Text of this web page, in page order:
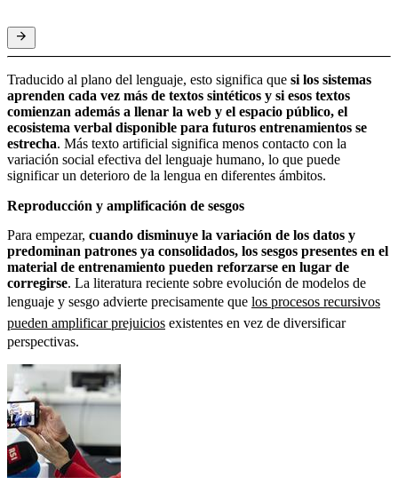
Traducido al plano del lenguaje, esto significa que si los sistemas
aprenden cada vez más de textos sintéticos y si esos textos
comienzan además a llenar la web y el espacio público, el
ecosistema verbal disponible para futuros entrenamientos se
estrecha. Más texto artificial significa menos contacto con la
variación social efectiva del lenguaje humano, lo que puede
significar un deterioro de la lengua en diferentes ámbitos.
Reproducción y amplificación de sesgos
Para empezar, cuando disminuye la variación de los datos y
predominan patrones ya consolidados, los sesgos presentes en el
material de entrenamiento pueden reforzarse en lugar de
corregirse. La literatura reciente sobre evolución de modelos de
lenguaje y sesgo advierte precisamente que los procesos recursivos
pueden amplificar prejuicios existentes en vez de diversificar
perspectivas.